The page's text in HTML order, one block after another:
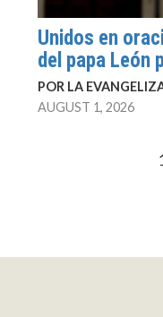
Unidos en
del papa León
POR LA
AUGUST 1, 2026